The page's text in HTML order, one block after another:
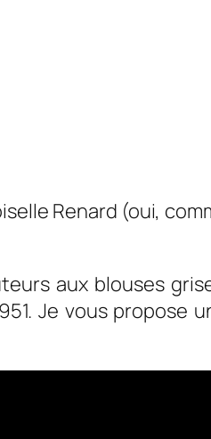
Renard (oui,
aux blouses
Je vous propose